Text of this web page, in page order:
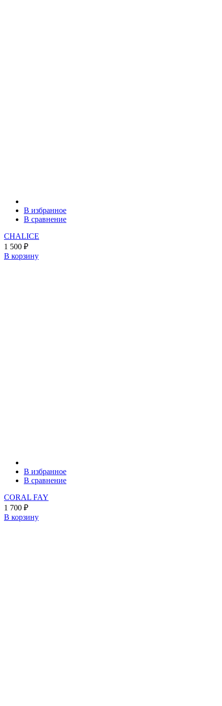
В избранное
В сравнение
CHALICE
1 500 ₽
В корзину
В избранное
В сравнение
CORAL FAY
1 700 ₽
В корзину